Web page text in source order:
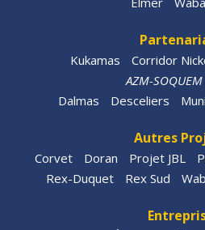
Kukamas Corridor
AZM-
Dalmas
Desceliers
Autres
Corvet Doran Projet JBL
Rex-Duquet
Rex Sud